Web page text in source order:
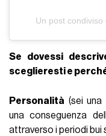
Un post condiviso
Se dovessi
sceglieresti e
Personalità (sei una
una conseguenza
attraverso i periodi bui